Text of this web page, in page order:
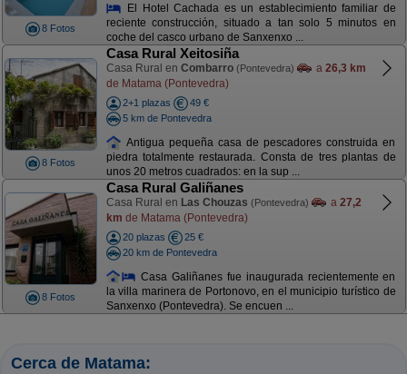
8 Fotos
El Hotel Cachada es un establecimiento familiar de
reciente construcción, situado a tan solo 5 minutos en
coche del casco urbano de Sanxenxo ...
8 Fotos
Casa Rural Xeitosiña
Casa Rural en Combarro (Pontevedra) a 26,3 km
de Matama (Pontevedra)
2+1 plazas
49 €
5 km de Pontevedra
Antigua pequeña casa de pescadores construida en
piedra totalmente restaurada. Consta de tres plantas de
unos 20 metros cuadrados: en la sup ...
8 Fotos
Casa Rural Galiñanes
Casa Rural en Las Chouzas (Pontevedra) a 27,2
km de Matama (Pontevedra)
20 plazas
25 €
20 km de Pontevedra
Casa Galiñanes fue inaugurada recientemente en
la villa marinera de Portonovo, en el municipio turístico de
Sanxenxo (Pontevedra). Se encuen ...
Cerca de Matama: